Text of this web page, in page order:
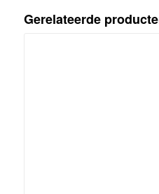
Gerelateerde